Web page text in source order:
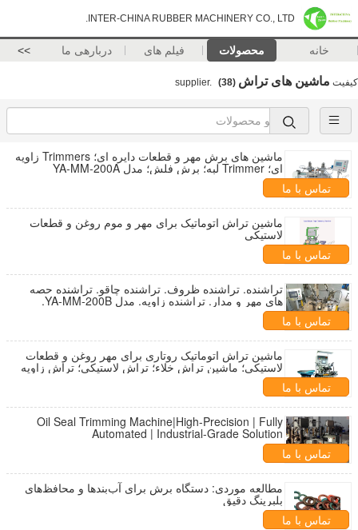
INTER-CHINA RUBBER MACHINERY CO., LTD.
خانه محصولات فیلم های دربارهی ما >>
کیفیت ماشین های تراش (38)
ماشین های برش مهر و قطعات دایره ای؛ Trimmers زاویه
ای؛ Trimmer لبه؛ برش فلش؛ مدل YA-MM-200A
تماس با ما
ماشین تراش اتوماتیک برای مهر و موم روغن و قطعات
لاستیکی
تماس با ما
تراشنده. تراشنده ظروف. تراشنده چاقو. تراشنده حصه
های مهر و مدار. تراشنده زاویه. مدل YA-MM-200B.
تماس با ما
ماشین تراش اتوماتیک روتاری برای مهر روغن و قطعات
لاستیکی؛ ماشین تراش خلاء؛ تراش لاستیکی؛ تراش زاویه
ای
تماس با ما
Oil Seal Trimming Machine|High-Precision | Fully
Automated | Industrial-Grade Solution
تماس با ما
مطالعه موردی: دستگاه برش برای آب‌بندها و محافظ‌های
بلبرینگ دقیق
تماس با ما